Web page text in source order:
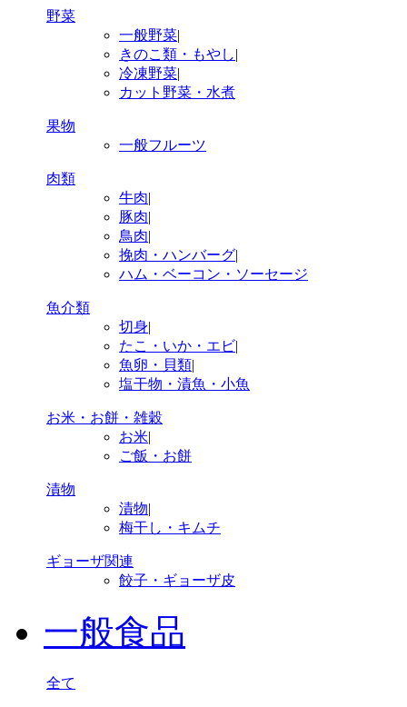
野菜
一般野菜|
きのこ類・もやし|
冷凍野菜|
カット野菜・水煮
果物
一般フルーツ
肉類
牛肉|
豚肉|
鳥肉|
挽肉・ハンバーグ|
ハム・ベーコン・ソーセージ
魚介類
切身|
たこ・いか・エビ|
魚卵・貝類|
塩干物・漬魚・小魚
お米・お餅・雑穀
お米|
ご飯・お餅
漬物
漬物|
梅干し・キムチ
ギョーザ関連
餃子・ギョーザ皮
一般食品
全て